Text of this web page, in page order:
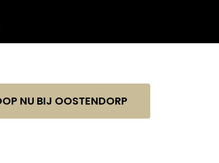
NU BIJ OOSTENDORP